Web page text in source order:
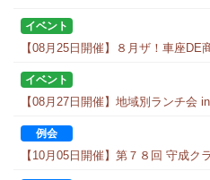
イベント
【08月25日開催】８月ザ！車座DE
イベント
【08月27日開催】地域別ランチ会
例会
【10月05日開催】第７８回 守成ク